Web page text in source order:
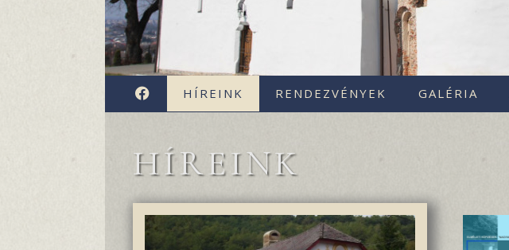
FACEBOOK
HÍREINK RENDEZVÉNYEK GALÉRIA
HÍREINK